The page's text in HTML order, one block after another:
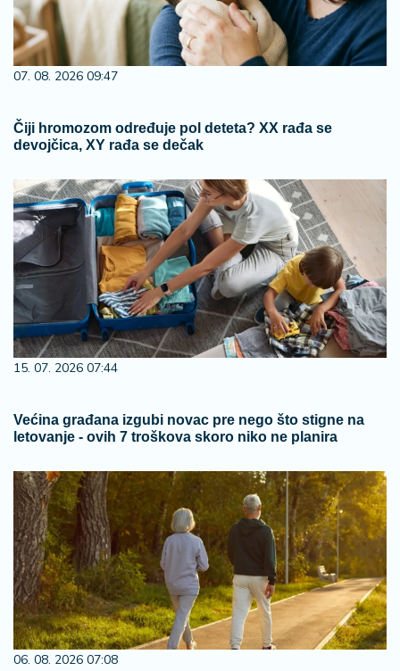
07. 08. 2026 09:47
Čiji hromozom određuje pol deteta? XX rađa se
devojčica, XY rađa se dečak
15. 07. 2026 07:44
Većina građana izgubi novac pre nego što stigne na
letovanje - ovih 7 troškova skoro niko ne planira
06. 08. 2026 07:08